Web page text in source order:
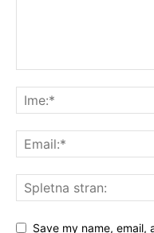
Save my name,